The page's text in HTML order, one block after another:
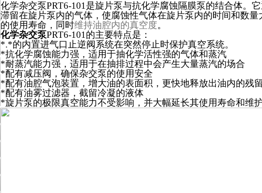
化学杂交泵PRT6-101是旋片泵与抗化学腐蚀隔膜泵的结合体。
滞留在旋片泵内的气体，使腐蚀性气体在旋片泵内的时间和数
的使用寿命，同时维持油腔内的真空度。
化学杂交泵PRT6-101 的主要特点是：
*.*的内置进气口止逆阀系统在突然停止时保护真空系统。
*抗化学腐蚀能力强，适用于抽化学活性强的气体和蒸汽
*耐蒸汽能力强，适用于在抽排过程中会产生大量蒸汽的场合
*配有减压阀，确保杂交泵的使用安全
*配有油腔气泡装置，增大油的表面积，更快地释放出油内的残
*配有油雾过滤器，截留冷凝的液体
*旋片泵的极限真空能力不受影响，并大幅延长其使用寿命和维护